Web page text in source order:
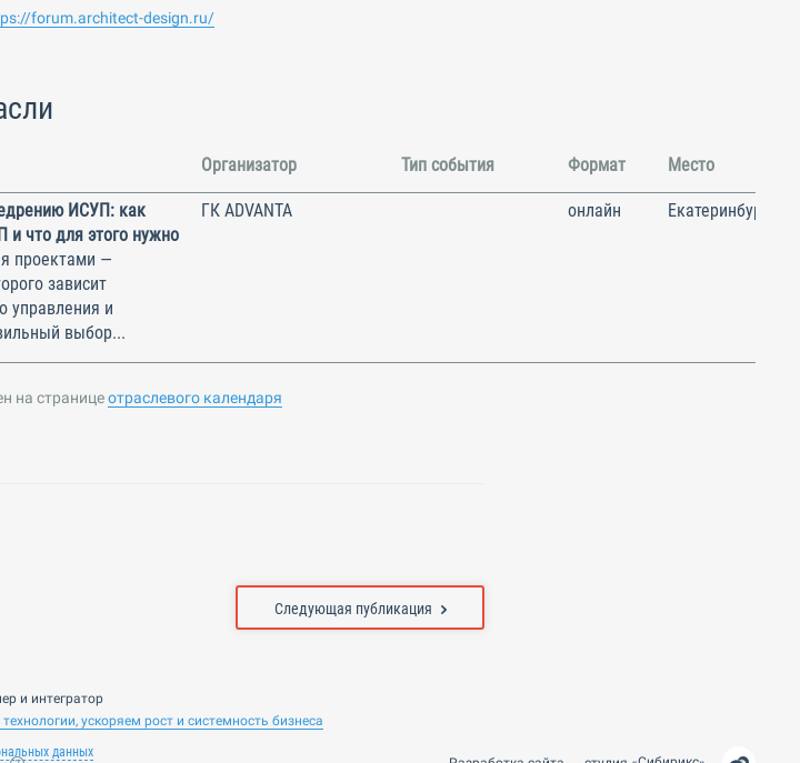
forum.architect-design.ru/
Организатор Тип события Формат Место
ИСУП: как
что для этого нужно
проектами —
зависит
управления и
выбор...
ГК ADVANTA онлайн Екатеринбург
на страницеотраслевого календаря
Следующая публикация
и интегратор
ускоряем рост и системность бизнеса
данных